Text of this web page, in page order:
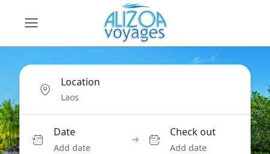
Location
Date
Add date
Check out
Add date